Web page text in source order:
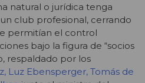
natural o jurídica tenga
club profesional, cerrando
permitían el control
bajo la figura de “socios
respaldado por los
Luz Ebensperger, Tomás de